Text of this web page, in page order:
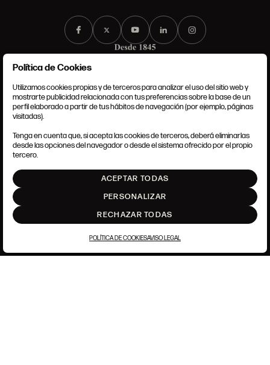
CONDICIONES GENERALES
POLÍTICA DE COOKIES
AJUSTE DE COOKIES
Política de Cookies
Utilizamos cookies propias y de terceros para analizar el uso del sitio web y
mostrarte publicidad relacionada con tus preferencias sobre la base de un
perfil elaborado a partir de tus hábitos de navegación (por ejemplo, páginas
visitadas).
Tenga en cuenta que, si acepta las cookies de terceros, deberá eliminarlas
desde las opciones del navegador o desde el sistema ofrecido por el propio
tercero.
ACEPTAR TODAS
PERSONALIZAR
RECHAZAR TODAS
POLÍTICA DE COOKIESAVISO LEGAL